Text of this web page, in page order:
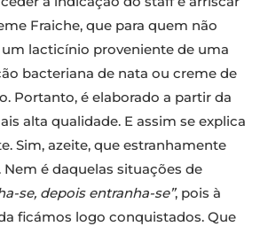
Fraiche, que para quem não
um lacticínio proveniente de uma
bacteriana de nata ou creme de
Portanto, é elaborado a partir da
alta qualidade. E assim se explica
Sim, azeite, que estranhamente
é daquelas situações de
se, depois entranha-se”, pois à
ficámos logo conquistados. Que